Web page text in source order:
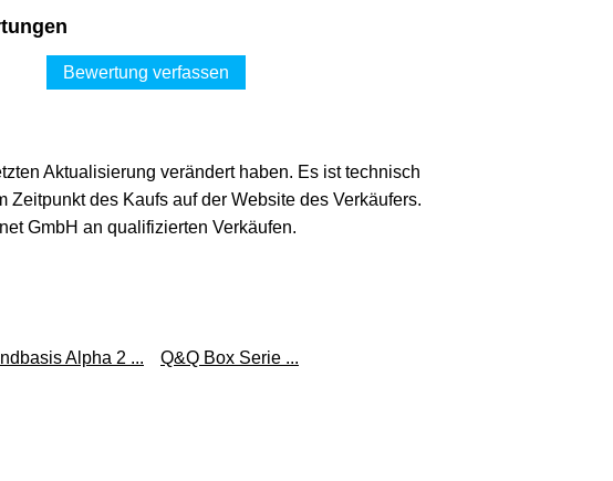
Bewertung verfassen
Aktualisierung verändert haben. Es ist technisch
des Kaufs auf der Website des Verkäufers.
GmbH an qualifizierten Verkäufen.
Alpha 2 ...
Q&Q Box Serie ...